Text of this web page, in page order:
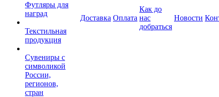
Футляры для
наград
Текстильная
продукция
Сувениры с
символикой
России,
регионов,
стран
Доставка Оплата
Как до
нас
добраться
Новости